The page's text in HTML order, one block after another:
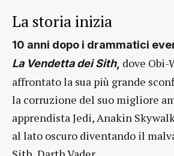
La storia inizia
10 anni dopo i drammatici
La Vendetta dei Sith, dove Obi-
affrontato la sua più grande
la corruzione del suo migliore
apprendista Jedi, Anakin
al lato oscuro diventando il